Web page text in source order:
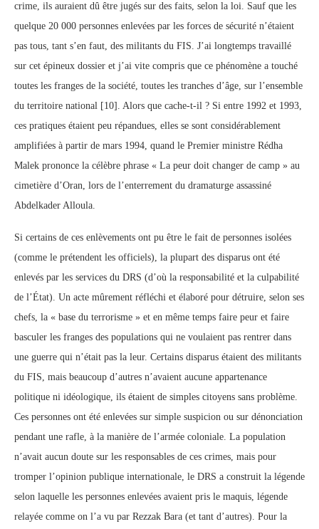
crime, ils auraient dû être jugés sur des faits, selon la loi. Sauf que les
quelque 20 000 personnes enlevées par les forces de sécurité n’étaient
pas tous, tant s’en faut, des militants du FIS. J’ai longtemps travaillé
sur cet épineux dossier et j’ai vite compris que ce phénomène a touché
toutes les franges de la société, toutes les tranches d’âge, sur l’ensemble
du territoire national [10]. Alors que cache-t-il ? Si entre 1992 et 1993,
ces pratiques étaient peu répandues, elles se sont considérablement
amplifiées à partir de mars 1994, quand le Premier ministre Rédha
Malek prononce la célèbre phrase « La peur doit changer de camp » au
cimetière d’Oran, lors de l’enterrement du dramaturge assassiné
Abdelkader Alloula.
Si certains de ces enlèvements ont pu être le fait de personnes isolées
(comme le prétendent les officiels), la plupart des disparus ont été
enlevés par les services du DRS (d’où la responsabilité et la culpabilité
de l’État). Un acte mûrement réfléchi et élaboré pour détruire, selon ses
chefs, la « base du terrorisme » et en même temps faire peur et faire
basculer les franges des populations qui ne voulaient pas rentrer dans
une guerre qui n’était pas la leur. Certains disparus étaient des militants
du FIS, mais beaucoup d’autres n’avaient aucune appartenance
politique ni idéologique, ils étaient de simples citoyens sans problème.
Ces personnes ont été enlevées sur simple suspicion ou sur dénonciation
pendant une rafle, à la manière de l’armée coloniale. La population
n’avait aucun doute sur les responsables de ces crimes, mais pour
tromper l’opinion publique internationale, le DRS a construit la légende
selon laquelle les personnes enlevées avaient pris le maquis, légende
relayée comme on l’a vu par Rezzak Bara (et tant d’autres). Pour la